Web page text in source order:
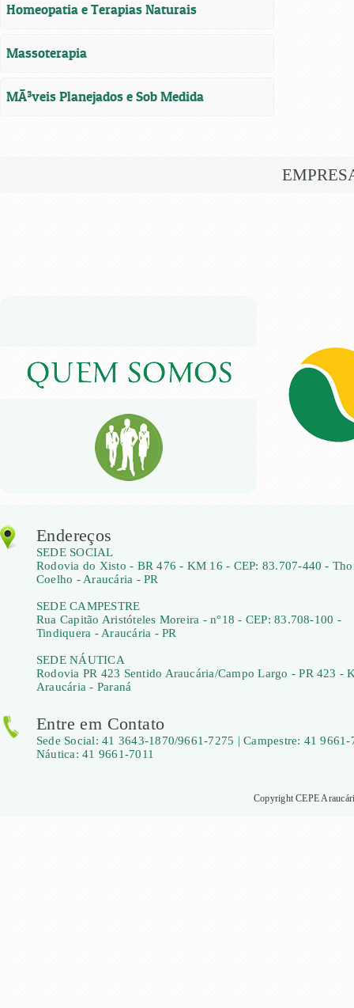
Homeopatia e Terapias Naturais
Massoterapia
MÃ³veis Planejados e Sob Medida
Endereços
SEDE SOCIAL
Rodovia do Xisto - BR 476 - KM 16 - CEP: 83.707-440 -
Coelho - Araucária - PR
SEDE CAMPESTRE
Rua Capitão Aristóteles Moreira - n°18 - CEP: 83.708-100 -
Tindiquera - Araucária - PR
SEDE NÁUTICA
Rodovia PR 423 Sentido Araucária/Campo Largo - PR 423 -
Araucária - Paraná
Entre em Contato
Sede Social: 41 3643-1870/9661-7275 | Campestre: 41 9661-
Náutica: 41 9661-7011
Copyright CEPE